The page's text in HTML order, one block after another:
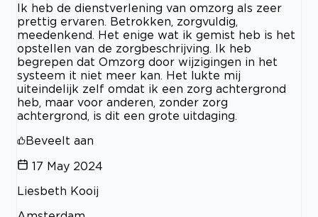
Ik heb de dienstverlening van omzorg als zeer
prettig ervaren. Betrokken, zorgvuldig,
meedenkend. Het enige wat ik gemist heb is het
opstellen van de zorgbeschrijving. Ik heb
begrepen dat Omzorg door wijzigingen in het
systeem it niet meer kan. Het lukte mij
uiteindelijk zelf omdat ik een zorg achtergrond
heb, maar voor anderen, zonder zorg
achtergrond, is dit een grote uitdaging.
Beveelt aan
17 May 2024
Liesbeth Kooij